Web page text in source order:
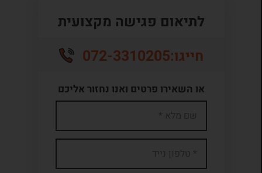
לתיאום פגישה מקצועית
חייגו:072-3310205
או השאירו פרטים ואנו נחזור אליכם